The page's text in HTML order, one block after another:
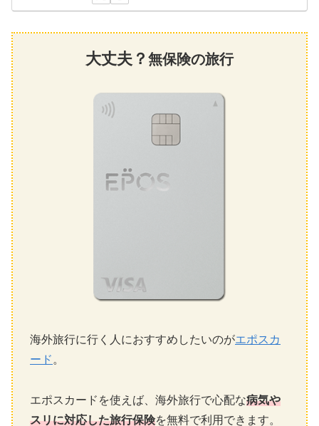
大丈夫？ 無保険の旅行
海外旅行に行く人におすすめしたいのがエポスカ
ード 。
エポスカードを使えば、海外旅行で心配な病気や
スリに対応した旅行保険を無料で利用できます。